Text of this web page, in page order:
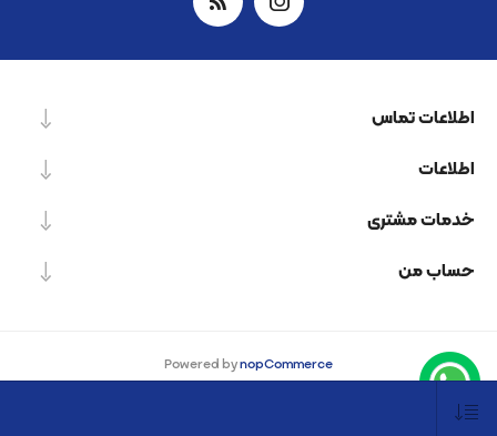
اطلاعات تماس
اطلاعات
خدمات مشتری
حساب من
Powered bynopCommerce
Designed byNop-Templates.com